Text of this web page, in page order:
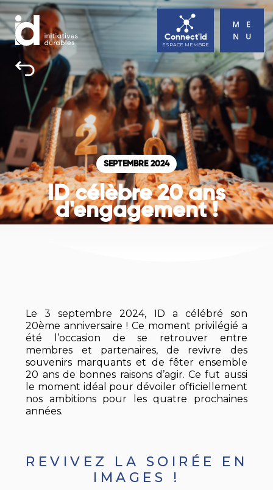
INITIATIVES DURABLES
TOUS UNE BONNE RAISON D’AGIR
ACTUALITÉS
AGENDA
CONTACT
Connect'id
ESPACE MEMBRE
SEPTEMBRE 2024
ID célèbre 20 ans
d'engagement !
Le 3 septembre 2024, ID a célébré son
20ème anniversaire ! Ce moment privilégié a
été l’occasion de se retrouver entre
membres et partenaires, de revivre des
souvenirs marquants et de fêter ensemble
20 ans de bonnes raisons d’agir. Ce fut aussi
le moment idéal pour dévoiler officiellement
nos ambitions pour les quatre prochaines
années.
REVIVEZ LA SOIRÉE EN
IMAGES !